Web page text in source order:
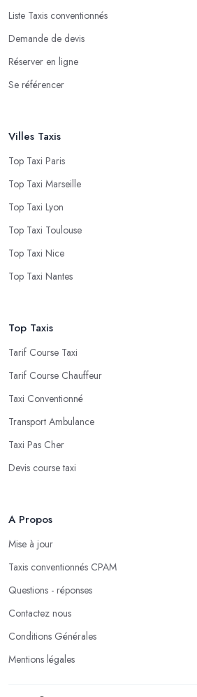
Liste Taxis conventionnés
Demande de devis
Réserver en ligne
Se référencer
Villes Taxis
Top Taxi Paris
Top Taxi Marseille
Top Taxi Lyon
Top Taxi Toulouse
Top Taxi Nice
Top Taxi Nantes
Top Taxis
Tarif Course Taxi
Tarif Course Chauffeur
Taxi Conventionné
Transport Ambulance
Taxi Pas Cher
Devis course taxi
A Propos
Mise à jour
Taxis conventionnés CPAM
Questions - réponses
Contactez nous
Conditions Générales
Mentions légales